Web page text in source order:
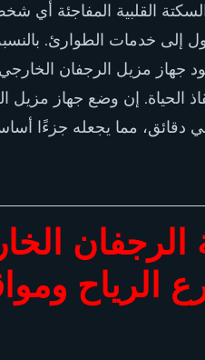
القلبية المفاجئة أي
إلى خدمات الطوارئ.
الحياة. إن وضع جهاز مزيل
دقائق، مما يجعله جزءًا
الرجفان
الرياح